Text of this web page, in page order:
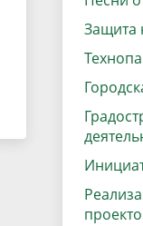
Защита